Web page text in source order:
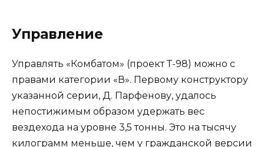
Управление
Управлять «Комбатом» (проект Т-98) можно с
правами категории «В». Первому конструктору
указанной серии, Д. Парфенову, удалось
непостижимым образом удержать вес
вездехода на уровне 3,5 тонны. Это на тысячу
килограмм меньше, чем у гражданской версии